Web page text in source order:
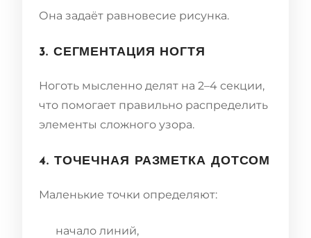
Она задаёт равновесие рисунка.
3. СЕГМЕНТАЦИЯ НОГТЯ
Ноготь мысленно делят на 2–4 секции,
что помогает правильно распределить
элементы сложного узора.
4. ТОЧЕЧНАЯ РАЗМЕТКА ДОТСОМ
Маленькие точки определяют:
начало линий,